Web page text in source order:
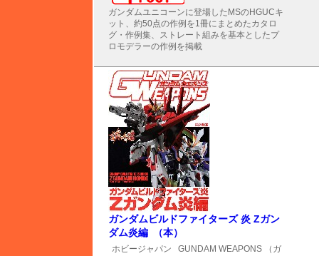
ガンダムユニコーンに登場したMSのHGUCキ
ット、約50点の作例を1冊にまとめたカタロ
グ・作例集、ストレート組みを基本としたプ
ロモデラーの作例を掲載
ガンダムビルドファイターズ 炎 Zガン
ダム炎編 （本）
ホビージャパン
GUNDAM WEAPONS （ガ